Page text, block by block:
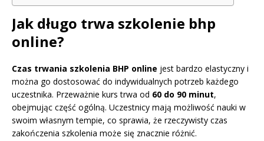
Jak długo trwa szkolenie bhp
online?
Czas trwania szkolenia BHP online jest bardzo elastyczny i
można go dostosować do indywidualnych potrzeb każdego
uczestnika. Przeważnie kurs trwa od 60 do 90 minut,
obejmując część ogólną. Uczestnicy mają możliwość nauki w
swoim własnym tempie, co sprawia, że rzeczywisty czas
zakończenia szkolenia może się znacznie różnić.